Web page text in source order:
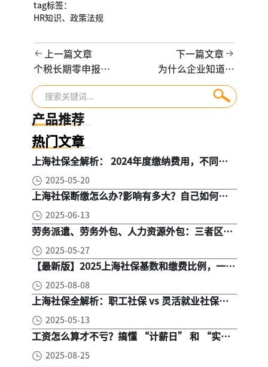
tag标签：
HR知识、 政策法规
上一篇文章
个税长期零申报，
为何成为税务关注
重点！
下一篇文章
为什么企业知道招
聘残疾人能享受残
保金优惠，却迟迟
产品推荐
热门文章
上海社保全解析： 2024年度缴纳费用，不同人
2025-05-20
上海社保断缴怎么办?影响有多大？自己如何续
2025-06-13
劳务派遣、劳务外包、人力资源外包：三者区
2025-05-27
【最新版】2025上海社保基数和缴费比例，一文
2025-08-08
上海社保全解析：职工社保 vs 灵活就业社保，
2025-05-13
工资怎么算才不亏？搞懂 “计薪日” 和 “实际
2025-08-25